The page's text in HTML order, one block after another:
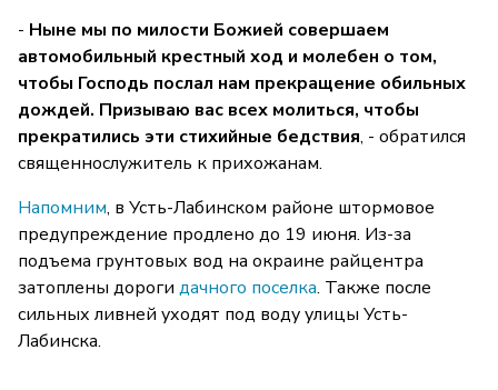
- Ныне мы по милости Божией совершаем
автомобильный крестный ход и молебен о том,
чтобы Господь послал нам прекращение обильных
дождей. Призываю вас всех молиться, чтобы
прекратились эти стихийные бедствия, - обратился
священнослужитель к прихожанам.
Напомним, в Усть-Лабинском районе штормовое
предупреждение продлено до 19 июня. Из-за
подъема грунтовых вод на окраине райцентра
затоплены дороги дачного поселка. Также после
сильных ливней уходят под воду улицы Усть-
Лабинска.